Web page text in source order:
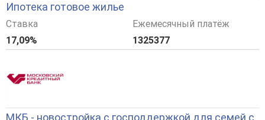
Ипотека готовое жилье
Ставка
17,09%
Ежемесячный платёж
1325377
МКБ - новостройка с господдержкой для семей с